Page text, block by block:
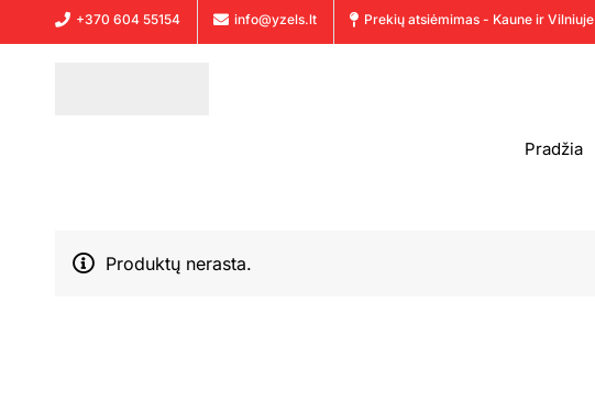
+370 604 55154 info@yzels.lt Prekių atsiėmimas - Kaune ir Vilniuje
Pradžia
Produktų nerasta.